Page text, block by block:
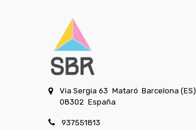
Via Sergia 63 Mataró Barcelona (ES)
08302 España
937551813